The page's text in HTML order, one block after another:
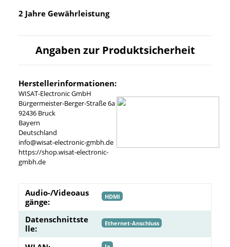
2 Jahre Gewährleistung
Angaben zur Produktsicherheit
Herstellerinformationen:
WISAT-Electronic GmbH
Bürgermeister-Berger-Straße 6a
92436 Bruck
Bayern
Deutschland
info@wisat-electronic-gmbh.de
https://shop.wisat-electronic-
gmbh.de
Audio-/Videoaus
gänge:
HDMI
Datenschnittste
lle:
Ethernet-Anschluss